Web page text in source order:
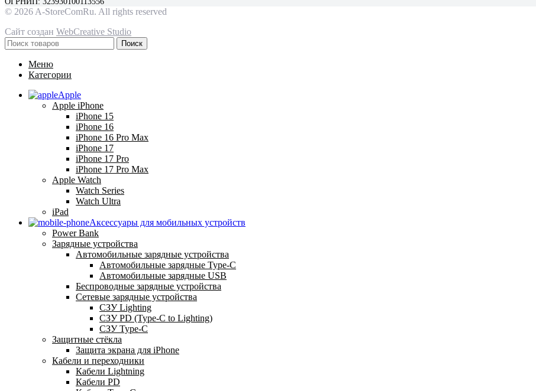
© 2026 A-StoreComRu. All rights reserved
Сайт создан WebCreative Studio
Поиск
Меню
Категории
Apple
Apple iPhone
iPhone 15
iPhone 16
iPhone 16 Pro Max
iPhone 17
iPhone 17 Pro
iPhone 17 Pro Max
Apple Watch
Watch Series
Watch Ultra
iPad
Аксессуары для мобильных устройств
Power Bank
Зарядные устройства
Автомобильные зарядные устройства
Автомобильные зарядные Type-C
Автомобильные зарядные USB
Беспроводные зарядные устройства
Сетевые зарядные устройства
СЗУ Lighting
СЗУ PD (Type-C to Lighting)
СЗУ Type-C
Защитные стёкла
Защита экрана для iPhone
Кабели и переходники
Кабели Lightning
Кабели PD